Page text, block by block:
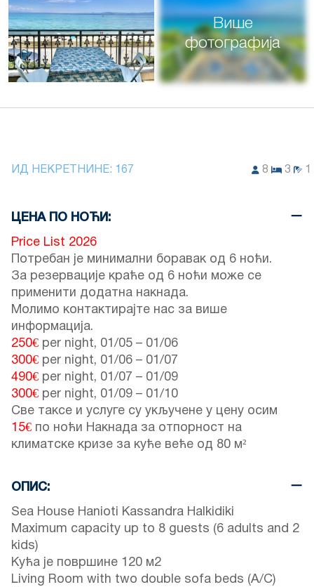
Више
фотографија
ИД НЕКРЕТНИНЕ: 167 8 3
ЦЕНА ПО НОЋИ:
Price List 2026
Потребан је минимални боравак од 6 ноћи.
За резервације краће од 6 ноћи може се
применити додатна накнада.
Молимо контактирајте нас за више
информација.
250€ per night, 01/05 – 01/06
300€ per night, 01/06 – 01/07
490€ per night, 01/07 – 01/09
300€ per night, 01/09 – 01/10
Све таксе и услуге су укључене у цену осим
15€ по ноћи Накнада за отпорност на
климатске кризе за куће веће од 80 м²
ОПИС:
Sea House Hanioti Kassandra Halkidiki
Maximum capacity up to 8 guests (6 adults and 2
kids)
Кућа је површине 120 м2
Living Room with two double sofa beds (A/C)